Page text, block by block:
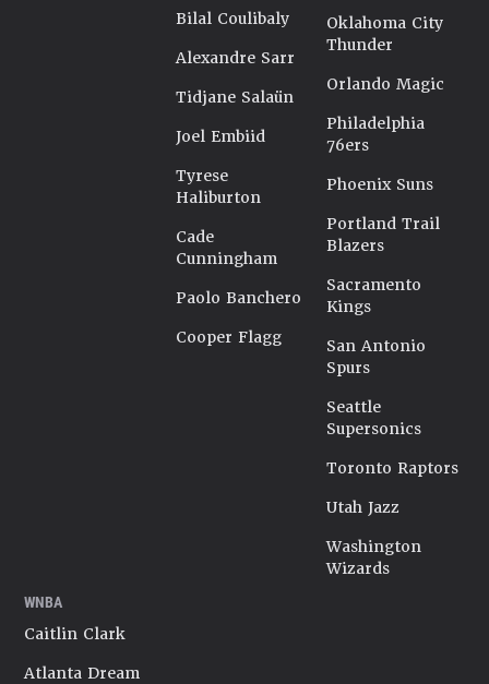
Bilal Coulibaly
Alexandre Sarr
Tidjane Salaün
Joel Embiid
Tyrese
Haliburton
Cade
Cunningham
Paolo Banchero
Cooper Flagg
Oklahoma City
Thunder
Orlando Magic
Philadelphia
76ers
Phoenix Suns
Portland Trail
Blazers
Sacramento
Kings
San Antonio
Spurs
Seattle
Supersonics
Toronto Raptors
Utah Jazz
Washington
Wizards
WNBA
Caitlin Clark
Atlanta Dream